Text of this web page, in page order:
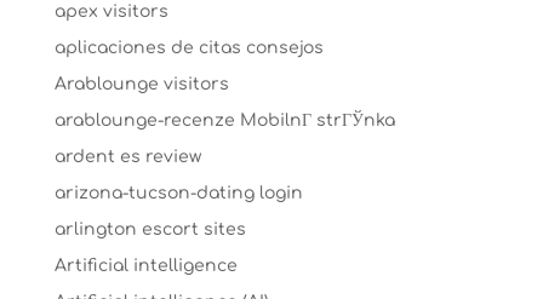
apex visitors
aplicaciones de citas consejos
Arablounge visitors
arablounge-recenze MobilnГ­ strГЎnka
ardent es review
arizona-tucson-dating login
arlington escort sites
Artificial intelligence